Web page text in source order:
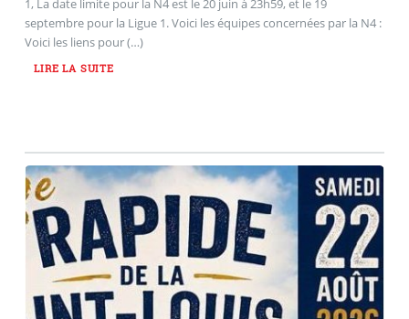
1, La date limite pour la N4 est le 20 juin à 23h59, et le 19
septembre pour la Ligue 1. Voici les équipes concernées par la N4 :
Voici les liens pour (…)
LIRE LA SUITE